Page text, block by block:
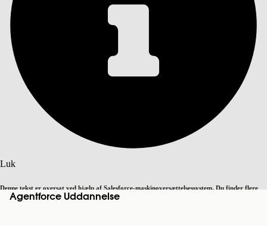
Luk
Denne tekst er oversat ved hjælp af Salesforce-maskinoversættelsessystem. Du finder flere
detaljerher. Skift til engelsk Ikke nu
Agentforce Uddannelse